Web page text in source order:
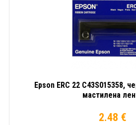
Epson ERC 22 C43S015358,
мастилена
2.48 €